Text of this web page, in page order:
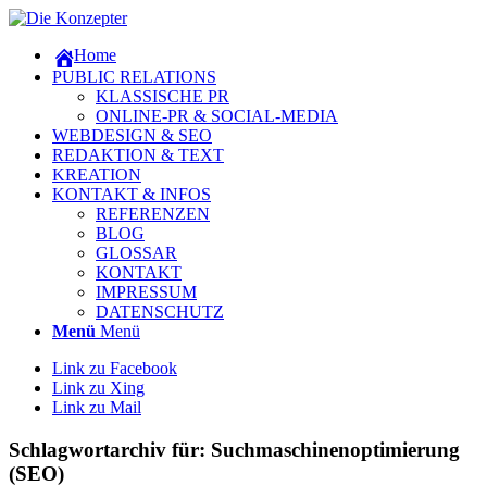
Home
PUBLIC RELATIONS
KLASSISCHE PR
ONLINE-PR & SOCIAL-MEDIA
WEBDESIGN & SEO
REDAKTION & TEXT
KREATION
KONTAKT & INFOS
REFERENZEN
BLOG
GLOSSAR
KONTAKT
IMPRESSUM
DATENSCHUTZ
Menü Menü
Link zu Facebook
Link zu Xing
Link zu Mail
Schlagwortarchiv für: Suchmaschinenoptimierung
(SEO)